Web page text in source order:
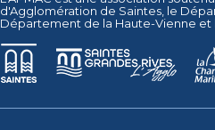
d'Agglomération de Saintes , le
Département de la Haute-Vienne et